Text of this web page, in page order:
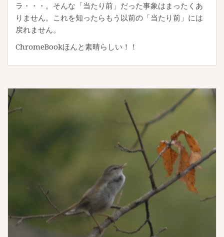
ラ・・・。そんな「当たり前」だった事象はまったくあ
りません。これを知ったらもう以前の「当たり前」には
戻れません。
ChromeBookほんと素晴らしい！！